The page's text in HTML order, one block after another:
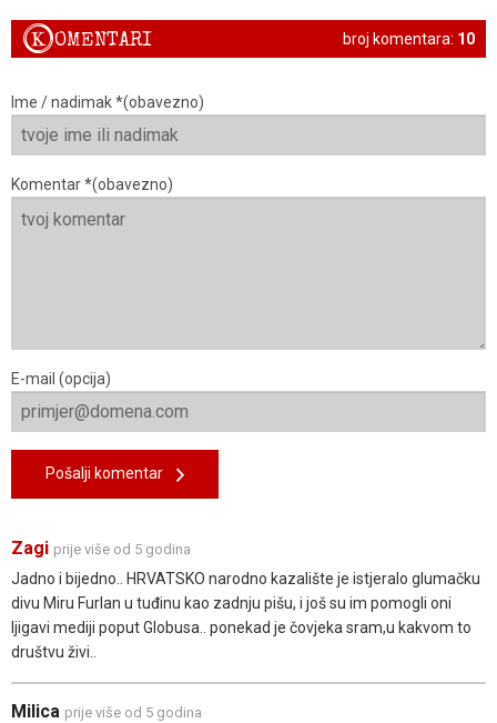
broj komentara: 10
KOMENTARI
Ime / nadimak *(obavezno)
Komentar *(obavezno)
E-mail (opcija)
Pošalji komentar
Zagi prije više od 5 godina
Jadno i bijedno.. HRVATSKO narodno kazalište je istjeralo glumačku
divu Miru Furlan u tuđinu kao zadnju pišu, i još su im pomogli oni
ljigavi mediji poput Globusa.. ponekad je čovjeka sram,u kakvom to
društvu živi..
Milica prije više od 5 godina